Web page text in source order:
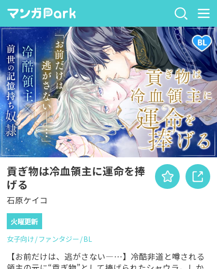
貢ぎ物は冷血領主に運命を捧
げる
石原ケイコ
火曜更新
女子向け ファンタジー BL
【お前だけは、逃がさない―…】冷酷非道と噂される